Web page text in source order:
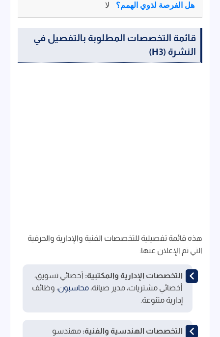
لا
قائمة التخصصات المطلوبة بالتفصيل في
النشرة (H3)
هذه قائمة تفصيلية للتخصصات الفنية والإدارية والحرفية
التي تم الإعلان عنها:
التخصصات الإدارية والمكتبية: أخصائي تسويق،
أخصائي مشتريات، مدير صيانة،محاسبون، وظائف
إدارية متنوعة.
التخصصات الهندسية والفنية: مهندسو